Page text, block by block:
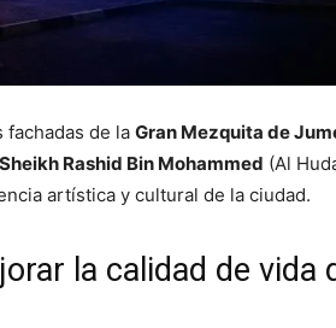
de la Gran Mezquita de
Rashid Bin Mohammed (Al
artística y cultural de la ciudad.
la calidad de vida